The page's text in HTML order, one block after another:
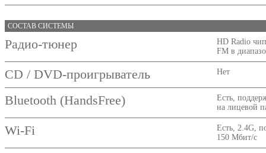
СОСТАВ СИСТЕМЫ
Радио-тюнер
HD Radio
FM в
CD / DVD-проигрыватель Нет
Bluetooth (HandsFree)
Есть,
на лицевой
Wi-Fi
Есть, 2.4G,
150 Мбит/с